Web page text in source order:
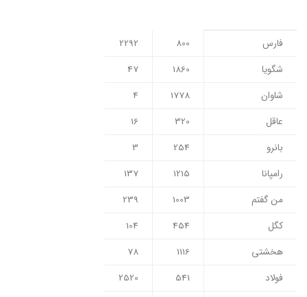
فارس 800
2292
شگویا
1860
47
شاوان
1778
4
عاقل
320
16
بانرو
254
3
رامپانا
1215
137
من گفتم
1003
239
کگل
454
104
هخشتی
1116
78
فولاد
541
2520